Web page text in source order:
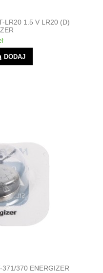
LR20 1.5 V LR20 (D)
DODAJ
371/370 ENERGIZER